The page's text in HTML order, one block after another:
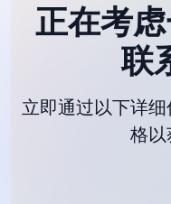
正在考
联
立即通过以下详
格以